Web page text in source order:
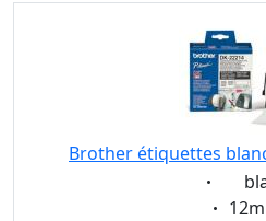
Brother étiquettes